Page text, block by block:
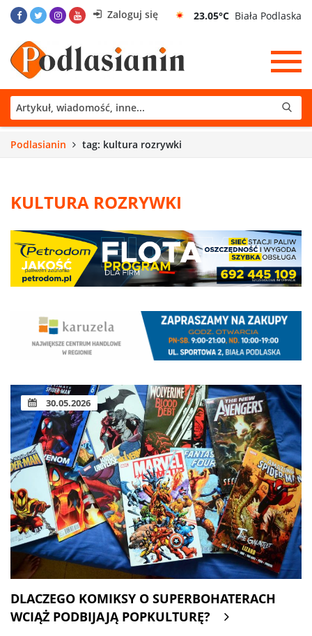
Zaloguj się 23.05°C Biała Podlaska
Podlasianin tag: kultura rozrywki
KULTURA ROZRYWKI
30.05.2026
DLACZEGO KOMIKSY O SUPERBOHATERACH
WCIĄŻ PODBIJAJĄ POPKULTURĘ?